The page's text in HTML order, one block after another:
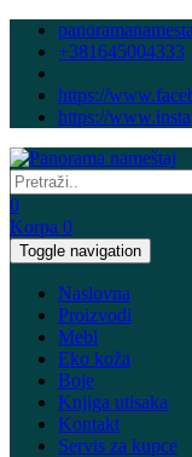
+381645004333
https://
https://
0
Korpa 0
Toggle navigation
Naslovna
Proizvodi
Mebl
Eko koža
Boje
Knjiga utisaka
Kontakt
Servis za kupce